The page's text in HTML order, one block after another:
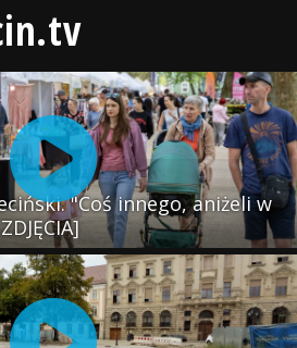
"Coś innego, aniżeli w